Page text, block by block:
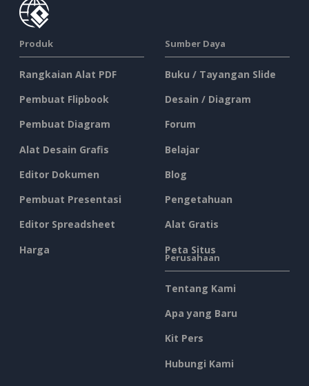
Produk
Rangkaian Alat PDF
Pembuat Flipbook
Pembuat Diagram
Alat Desain Grafis
Editor Dokumen
Pembuat Presentasi
Editor Spreadsheet
Harga
Sumber Daya
Buku / Tayangan Slide
Desain / Diagram
Forum
Belajar
Blog
Pengetahuan
Alat Gratis
Peta Situs
Perusahaan
Tentang Kami
Apa yang Baru
Kit Pers
Hubungi Kami